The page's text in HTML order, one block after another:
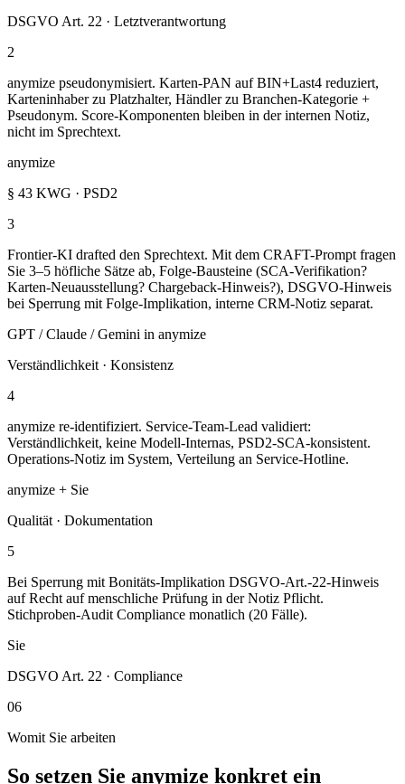
DSGVO Art. 22 · Letztverantwortung
2
anymize pseudonymisiert. Karten-PAN auf BIN+Last4 reduziert,
Karteninhaber zu Platzhalter, Händler zu Branchen-Kategorie +
Pseudonym. Score-Komponenten bleiben in der internen Notiz,
nicht im Sprechtext.
anymize
§ 43 KWG · PSD2
3
Frontier-KI drafted den Sprechtext. Mit dem CRAFT-Prompt fragen
Sie 3–5 höfliche Sätze ab, Folge-Bausteine (SCA-Verifikation?
Karten-Neuausstellung? Chargeback-Hinweis?), DSGVO-Hinweis
bei Sperrung mit Folge-Implikation, interne CRM-Notiz separat.
GPT / Claude / Gemini in anymize
Verständlichkeit · Konsistenz
4
anymize re-identifiziert. Service-Team-Lead validiert:
Verständlichkeit, keine Modell-Internas, PSD2-SCA-konsistent.
Operations-Notiz im System, Verteilung an Service-Hotline.
anymize + Sie
Qualität · Dokumentation
5
Bei Sperrung mit Bonitäts-Implikation DSGVO-Art.-22-Hinweis
auf Recht auf menschliche Prüfung in der Notiz Pflicht.
Stichproben-Audit Compliance monatlich (20 Fälle).
Sie
DSGVO Art. 22 · Compliance
06
Womit Sie arbeiten
So setzen Sie anymize konkret ein